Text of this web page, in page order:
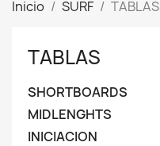
Inicio SURF TABLAS
TABLAS
SHORTBOARDS
MIDLENGHTS
INICIACION